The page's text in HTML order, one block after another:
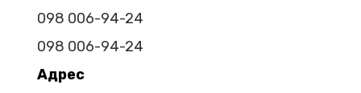
098 006-94-24
098 006-94-24
Адрес